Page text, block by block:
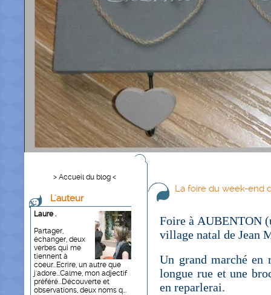
> Accueil du blog <
L'auteur
Laure .
Partager,
échanger, deux
verbes qui me
tiennent à
coeur...Ecrire, un autre que
j'adore...Calme, mon adjectif
préféré...Découverte et
observations, deux noms q...
La foire du week-end
Foire à AUBENTON
village natal de Jean
Un grand marché en
longue rue et une
en reparlerai.